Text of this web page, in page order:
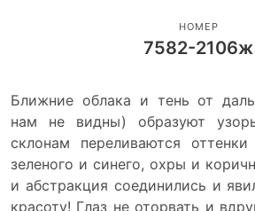
НОМЕР
7582-2106ж
Ближние облака и тень от
нам не видны) образуют
склонам переливаются оттенки
зеленого и синего, охры и
и абстракция соединились и
красоту! Глаз не оторвать и